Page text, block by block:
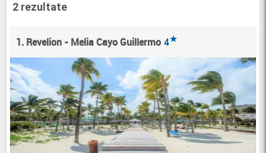
2 rezultate
1. Revelion - Melia Cayo Guillermo 4★